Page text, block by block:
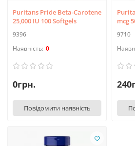
Puritans Pride Beta-Carotene
25,000 IU 100 Softgels
9396
0
0грн.
Повідомити наявність
mcg
9710